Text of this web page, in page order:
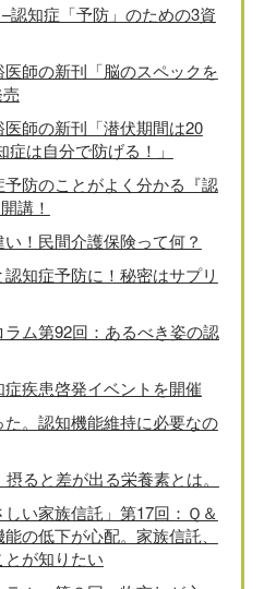
認知症「予防」のための3資
師の新刊「脳のスペックを
師の新刊「潜伏期間は20
は自分で防げる！」
防のことがよく分かる『認
講！
！民間介護保険って何？
知症予防に！秘密はサプリ
ム第92回：あるべき姿の認
疾患啓発イベントを開催
。認知機能維持に必要なの
ると差が出る栄養素とは。
い家族信託」第17回：Ｑ＆
の低下が心配。家族信託、
が知りたい